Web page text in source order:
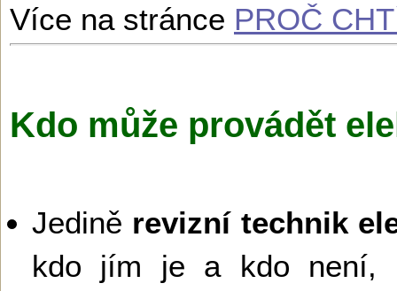
Více na stránce PROČ
Kdo může provádět
Jedině revizní technik
kdo jím je a kdo není,